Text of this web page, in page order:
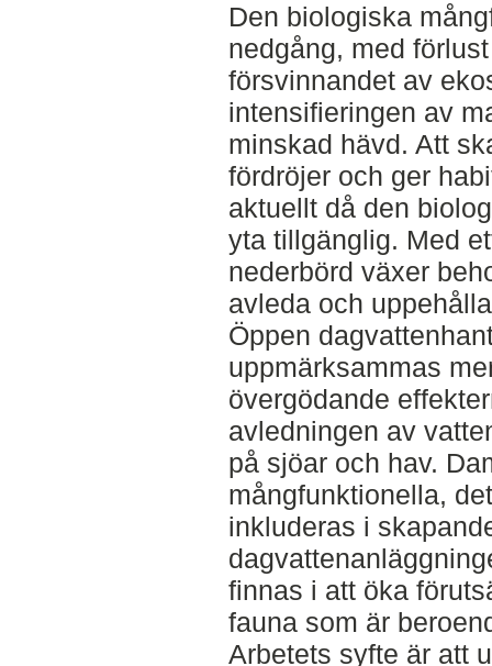
Den biologiska
nedgång, med
försvinnandet av
intensifieringen av
minskad hävd. Att
fördröjer och ger
aktuellt då den
yta tillgänglig. Med
nederbörd växer
avleda och
Öppen
uppmärksammas
övergödande
avledningen av
på sjöar och hav.
mångfunktionella,
inkluderas i
finnas i att öka
fauna som är
Arbetets syfte är att